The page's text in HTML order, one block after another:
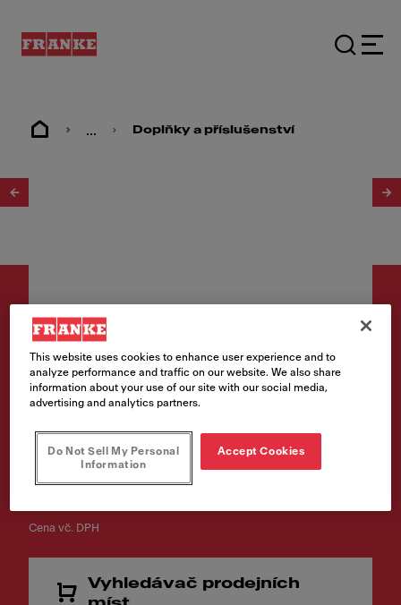
... Doplňky a příslušenství
Doplňky a příslušenství
Výztuž pod baterii
Kód produktu
112.0187.655
Cena vč. DPH
Vyhledávač prodejních
This website uses cookies to enhance user experience and to
analyze performance and traffic on our website. We also share
information about your use of our site with our social media,
advertising and analytics partners.
Do Not Sell My Personal
Information
Accept Cookies